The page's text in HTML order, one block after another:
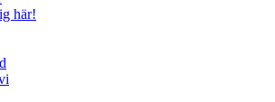
här!